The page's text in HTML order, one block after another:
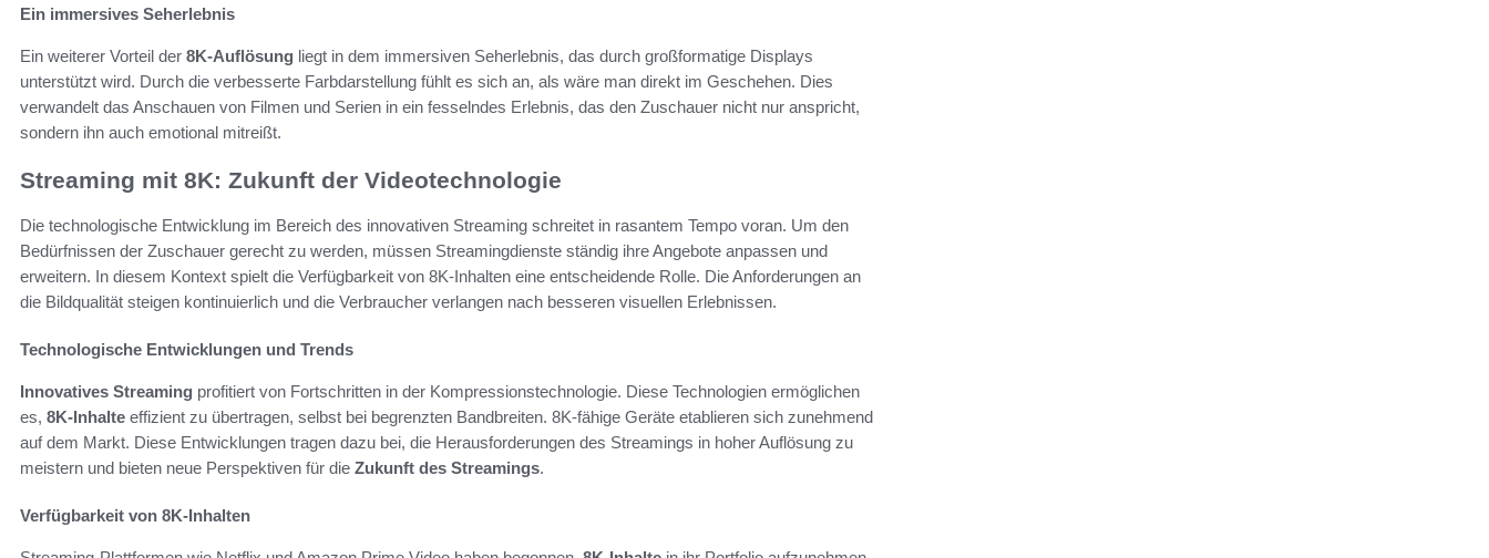
Ein immersives Seherlebnis
Ein weiterer Vorteil der 8K-Auflösung liegt in dem immersiven Seherlebnis, das durch großformatige Displays
unterstützt wird. Durch die verbesserte Farbdarstellung fühlt es sich an, als wäre man direkt im Geschehen. Dies
verwandelt das Anschauen von Filmen und Serien in ein fesselndes Erlebnis, das den Zuschauer nicht nur anspricht,
sondern ihn auch emotional mitreißt.
Streaming mit 8K: Zukunft der Videotechnologie
Die technologische Entwicklung im Bereich des innovativen Streaming schreitet in rasantem Tempo voran. Um den
Bedürfnissen der Zuschauer gerecht zu werden, müssen Streamingdienste ständig ihre Angebote anpassen und
erweitern. In diesem Kontext spielt die Verfügbarkeit von 8K-Inhalten eine entscheidende Rolle. Die Anforderungen an
die Bildqualität steigen kontinuierlich und die Verbraucher verlangen nach besseren visuellen Erlebnissen.
Technologische Entwicklungen und Trends
Innovatives Streaming profitiert von Fortschritten in der Kompressionstechnologie. Diese Technologien ermöglichen
es, 8K-Inhalte effizient zu übertragen, selbst bei begrenzten Bandbreiten. 8K-fähige Geräte etablieren sich zunehmend
auf dem Markt. Diese Entwicklungen tragen dazu bei, die Herausforderungen des Streamings in hoher Auflösung zu
meistern und bieten neue Perspektiven für die Zukunft des Streamings.
Verfügbarkeit von 8K-Inhalten